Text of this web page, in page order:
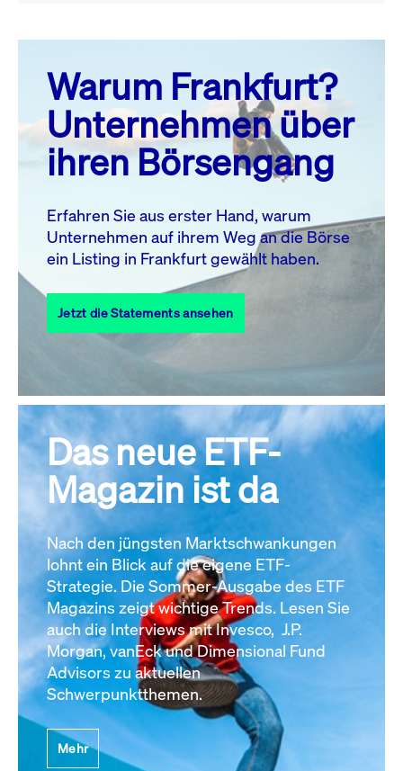
August 26
MO. DI. MI. DO. FR. SA. SO.
1
2
3
4 5 6 7 8
10 11 13 14
17
18 19 20 21 22
23
27 28
31
Alle Events
Warum Frankfurt?
Unternehmen über
ihren Börsengang
Erfahren Sie aus erster Hand, warum
Unternehmen auf ihrem Weg an die Börse
ein Listing in Frankfurt gewählt haben.
Jetzt die Statements ansehen
Das neue ETF-
Magazin ist da
Nach den jüngsten Marktschwankungen
lohnt ein Blick auf die eigene ETF-
Strategie. Die Sommer-Ausgabe des ETF
Magazins zeigt wichtige Trends. Lesen Sie
auch die Interviews mit Invesco, J.P.
Morgan, vanEck und Dimensional Fund
Advisors zu aktuellen
Schwerpunktthemen.
Mehr